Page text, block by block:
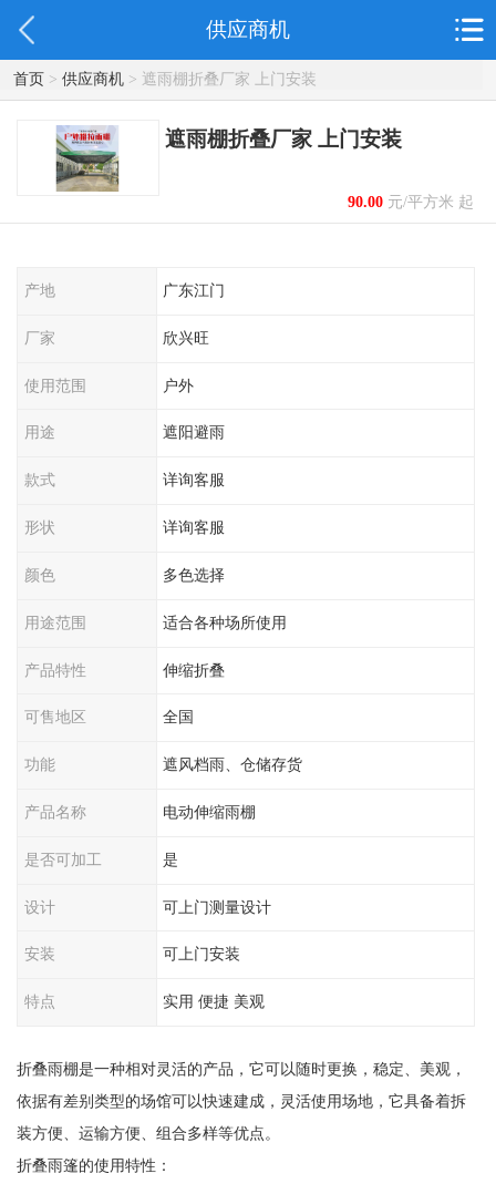
供应商机
首页> 供应商机> 遮雨棚折叠厂家 上门安装
遮雨棚折叠厂家 上门安装
90.00元/平方米 起
产地 广东江门
厂家 欣兴旺
使用范围 户外
用途 遮阳避雨
款式 详询客服
形状 详询客服
颜色 多色选择
用途范围 适合各种场所使用
产品特性 伸缩折叠
可售地区 全国
功能 遮风档雨、仓储存货
产品名称 电动伸缩雨棚
是否可加工 是
设计 可上门测量设计
安装 可上门安装
特点 实用 便捷 美观
折叠雨棚是一种相对灵活的产品，它可以随时更换，稳定、美观，
依据有差别类型的场馆可以快速建成，灵活使用场地，它具备着拆
装方便、运输方便、组合多样等优点。
折叠雨篷的使用特性：